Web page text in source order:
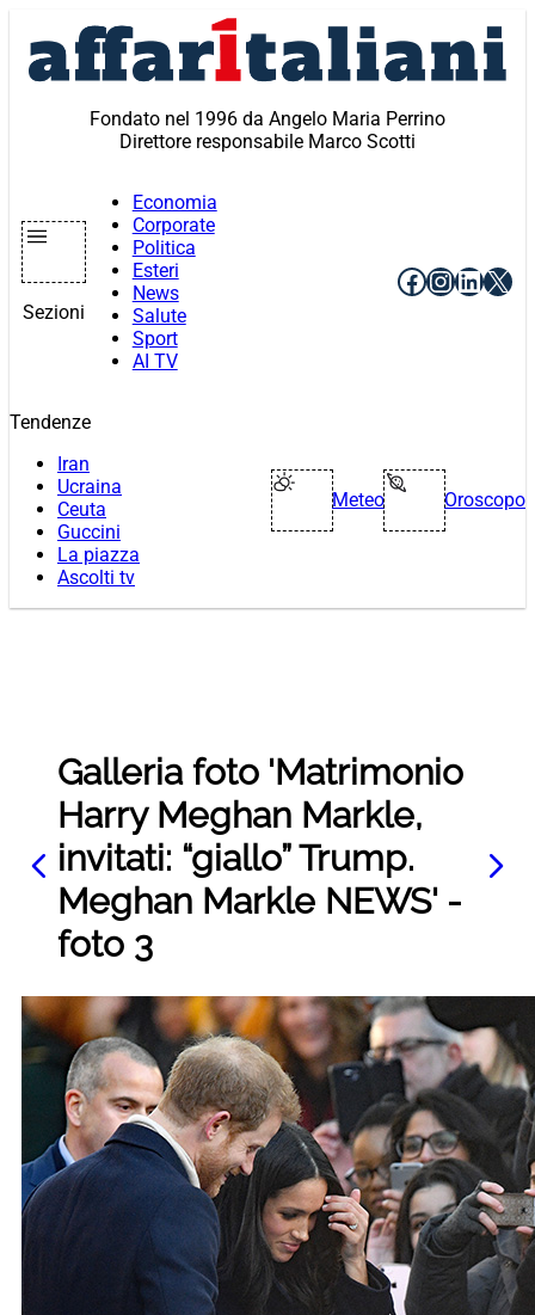
contenuto
Fondato nel 1996 da Angelo Maria Perrino
Direttore responsabile Marco Scotti
Sezioni
Economia
Corporate
Politica
Esteri
News
Salute
Sport
AI TV
Facebook
X
Tendenze
Iran
Ucraina
Ceuta
Guccini
La piazza
Ascolti tv
Meteo Oroscopo
Galleria foto 'Matrimonio
Harry Meghan Markle,
invitati: “giallo” Trump.
Meghan Markle NEWS' -
foto 3